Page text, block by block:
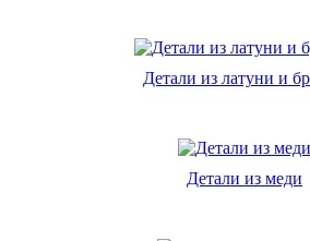
Детали из латуни и
Детали из меди